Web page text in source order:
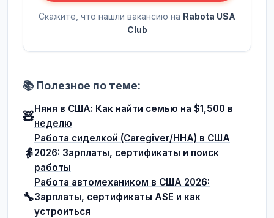
Скажите, что нашли вакансию на Rabota USA
Club
📚 Полезное по теме:
🧸
Няня в США: Как найти семью на $1,500 в
неделю
👵
Работа сиделкой (Caregiver/HHA) в США
2026: Зарплаты, сертификаты и поиск
работы
🔧
Работа автомехаником в США 2026:
Зарплаты, сертификаты ASE и как
устроиться